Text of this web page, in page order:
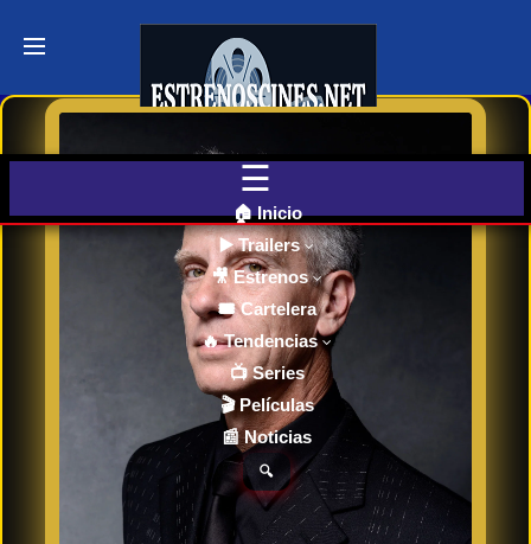
Últimos
AHORA
🏠 Inicio
▶️ Trailers
🎥 Estrenos
🎟️ Cartelera
🔥 Tendencias
📺 Series
🎬 Películas
📰 Noticias
🔍